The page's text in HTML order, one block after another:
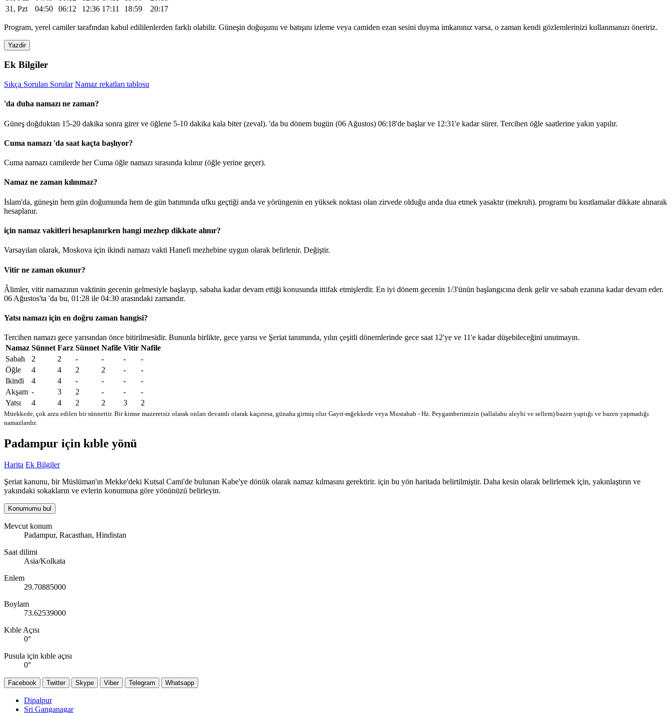
31, Pzt
04:50 06:12 12:36 17:11 18:59 20:17
Program, yerel camiler tarafından kabul edililenlerden farklı olabilir. Güneşin doğuşunu ve batışını izleme veya camiden ezan sesini duyma imkanınız varsa, o zaman kendi gözlemlerinizi kullanmanızı öneririz.
Yazdir
Ek Bilgiler
Sıkça Sorulan Sorular Namaz rekatları tablosu
'da duha namazı ne zaman?
Güneş doğduktan 15-20 dakika sonra girer ve öğlene 5-10 dakika kala biter (zeval). 'da bu dönem bugün (06 Ağustos) 06:18'de başlar ve 12:31'e kadar sürer. Tercihen öğle saatlerine yakın yapılır.
Cuma namazı 'da saat kaçta başlıyor?
Cuma namazı camilerde her Cuma öğle namazı sırasında kılınır (öğle yerine geçer).
Namaz ne zaman kılınmaz?
İslam'da, güneşin hem gün doğumunda hem de gün batımında ufku geçtiği anda ve yörüngenin en yüksek noktası olan zirvede olduğu anda dua etmek yasaktır (mekruh). programı bu kısıtlamalar dikkate alınarak
hesaplanır.
için namaz vakitleri hesaplanırken hangi mezhep dikkate alınır?
Varsayılan olarak, Moskova için ikindi namazı vakti Hanefi mezhebine uygun olarak belirlenir. Değiştir.
Vitir ne zaman okunur?
Âlimler, vitir namazının vaktinin gecenin gelmesiyle başlayıp, sabaha kadar devam ettiği konusunda ittifak etmişlerdir. En iyi dönem gecenin 1/3'ünün başlangıcına denk gelir ve sabah ezanına kadar devam eder.
06 Ağustos'ta 'da bu, 01:28 ile 04:30 arasındaki zamandır.
Yatsı namazı için en doğru zaman hangisi?
Tercihen namazı gece yarısından önce bitirilmesidir. Bununla birlikte, gece yarısı ve Şeriat tanımında, yılın çeşitli dönemlerinde gece saat 12'ye ve 11'e kadar düşebileceğini unutmayın.
Namaz Sünnet Farz Sünnet Nafile Vitir Nafile
Sabah
2 2 - - -
-
Öğle
4 4 2 2 -
-
Ikindi
4 4 - - -
-
Akşam - 3 2 - -
-
Yatsı
4 4 2 2 3 2
Müekkede, çok arzu edilen bir sünnettir. Bir kimse mazeretsiz olarak onları devamlı olarak kaçırırsa, günaha girmiş olur Gayri-mğekkede veya Mustahab - Hz. Peygamberimizin (sallalahu aleyhi ve sellem) bazen yaptığı ve bazen yapmadığı
namazlardır.
Padampur için kıble yönü
Harita Ek Bilgiler
Şeriat kanunu, bir Müslüman'ın Mekke'deki Kutsal Cami'de bulunan Kabe'ye dönük olarak namaz kılmasını gerektirir. için bu yön haritada belirtilmiştir. Daha kesin olarak belirlemek için, yakınlaştırın ve
yakındaki sokakların ve evlerin konumuna göre yönünüzü belirleyin.
Konumumu bul
Mevcut konum
Padampur, Racasthan, Hindistan
Saat dilimi
Asia/Kolkata
Enlem
29.70885000
Boylam
73.62539000
Kıble Açısı
0°
Pusula için kıble açısı
0°
Facebook Twitter Skype Viber Telegram Whatsapp
Dipalpur
Sri Ganganagar